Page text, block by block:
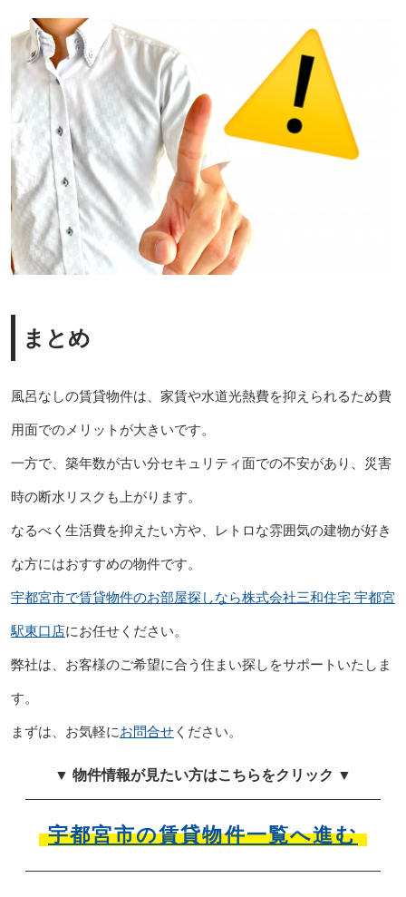
まとめ
風呂なしの賃貸物件は、家賃や水道光熱費を抑えられるため費
用面でのメリットが大きいです。
一方で、築年数が古い分セキュリティ面での不安があり、災害
時の断水リスクも上がります。
なるべく生活費を抑えたい方や、レトロな雰囲気の建物が好き
な方にはおすすめの物件です。
宇都宮市で賃貸物件のお部屋探しなら株式会社三和住宅 宇都宮
駅東口店にお任せください。
弊社は、お客様のご希望に合う住まい探しをサポートいたしま
す。
まずは、お気軽にお問合せください。
▼ 物件情報が見たい方はこちらをクリック ▼
宇都宮市の賃貸物件一覧へ進む